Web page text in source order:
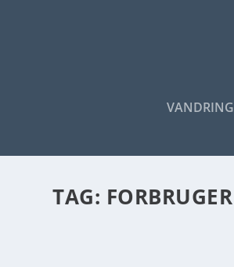
VANDRING
TAG: FORBRUGER